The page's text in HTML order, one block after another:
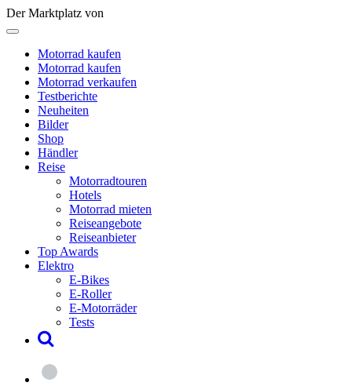
Der Marktplatz von
Motorrad kaufen
Motorrad kaufen
Motorrad verkaufen
Testberichte
Neuheiten
Bilder
Shop
Händler
Reise
Motorradtouren
Hotels
Motorrad mieten
Reiseangebote
Reiseanbieter
Top Awards
Elektro
E-Bikes
E-Roller
E-Motorräder
Tests